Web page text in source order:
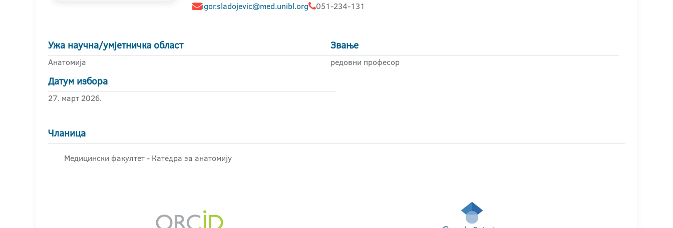
igor.sladojevic@med.unibl.org 051-234-131
Ужа научна/умјетничка област
Анатомија
Звање
редовни професор
Датум избора
27. март 2026.
Чланица
Медицински факултет - Катедра за анатомију